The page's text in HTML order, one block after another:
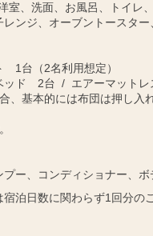
室、洗面、お風呂、トイレ
ンジ、オーブントースタ
台（2名利用想定）
ッド 2台 / エアーマットレ
、基本的には布団は押し入
プー、コンディショナー、
泊日数に関わらず1回分の